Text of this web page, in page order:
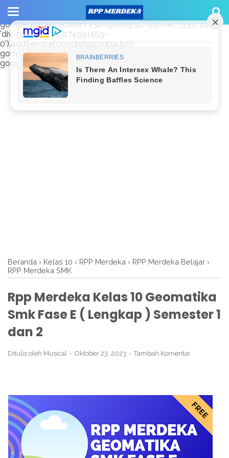
window.googletag = window.googletag || {cmd: []};
googletag.cmd.push(function() {
googletag.defineSlot('/23209888932/rppmer', [336, 280],
'div-gpt-ad-1733174991559-
0').addService(googletag.pubads());
googletag.pubads().enableSingleRequest();
googletag.enableServices(); });
Beranda › Kelas 10 › RPP Merdeka › RPP Merdeka Belajar ›
RPP Merdeka SMK
Rpp Merdeka Kelas 10 Geomatika
Smk Fase E ( Lengkap ) Semester 1
dan 2
Ditulis oleh Musical Oktober 23, 2023 Tambah Komentar